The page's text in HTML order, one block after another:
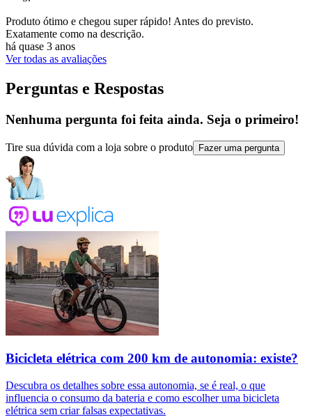
Produto ótimo e chegou super rápido! Antes do previsto.
Exatamente como na descrição.
há quase 3 anos
Ver todas as avaliações
Perguntas e Respostas
Nenhuma pergunta foi feita ainda. Seja o primeiro!
Tire sua dúvida com a loja sobre o produto Fazer uma pergunta
Bicicleta elétrica com 200 km de autonomia: existe?
Descubra os detalhes sobre essa autonomia, se é real, o que
influencia o consumo da bateria e como escolher uma bicicleta
elétrica sem criar falsas expectativas.